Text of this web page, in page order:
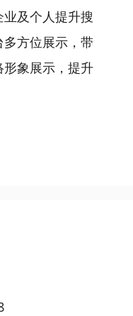
及个人提升搜
方位展示，带
象展示，提升